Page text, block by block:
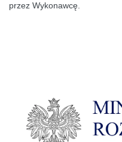
przez Wykonawcę.